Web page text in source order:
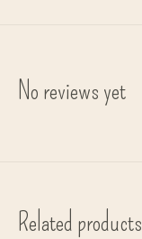
No reviews yet
Related products